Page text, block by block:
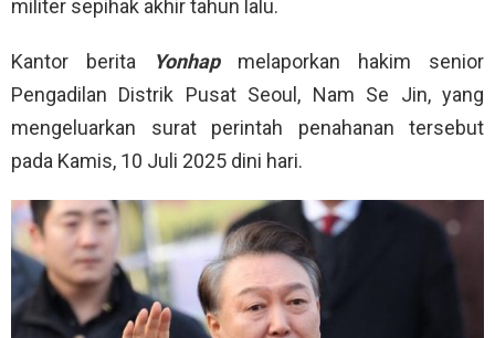
militer sepihak akhir tahun lalu.
Kantor berita Yonhap
melaporkan hakim senior
Pengadilan Distrik Pusat Seoul, Nam Se Jin, yang
mengeluarkan surat perintah penahanan tersebut
pada Kamis, 10 Juli 2025 dini hari.